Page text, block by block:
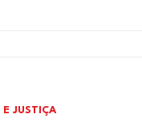
E JUSTIÇA